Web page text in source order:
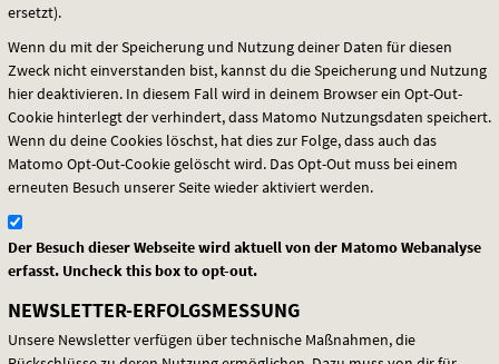
ersetzt).
Wenn du mit der Speicherung und Nutzung deiner Daten für diesen
Zweck nicht einverstanden bist, kannst du die Speicherung und Nutzung
hier deaktivieren. In diesem Fall wird in deinem Browser ein Opt-Out-
Cookie hinterlegt der verhindert, dass Matomo Nutzungsdaten speichert.
Wenn du deine Cookies löschst, hat dies zur Folge, dass auch das
Matomo Opt-Out-Cookie gelöscht wird. Das Opt-Out muss bei einem
erneuten Besuch unserer Seite wieder aktiviert werden.
Der Besuch dieser Webseite wird aktuell von der Matomo Webanalyse
erfasst. Uncheck this box to opt-out.
NEWSLETTER-ERFOLGSMESSUNG
Unsere Newsletter verfügen über technische Maßnahmen, die